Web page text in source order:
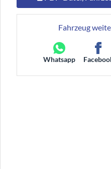
Fahrzeug
Whatsapp